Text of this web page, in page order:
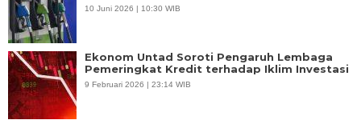
10 Juni 2026 | 10:30 WIB
Ekonom Untad Soroti Pengaruh Lembaga
Pemeringkat Kredit terhadap Iklim Investasi
9 Februari 2026 | 23:14 WIB